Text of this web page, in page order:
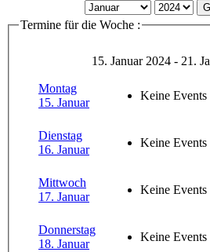
Termine für die Woche :
15. Januar 2024 - 21.
Montag
15. Januar
Keine Events
Dienstag
16. Januar
Keine Events
Mittwoch
17. Januar
Keine Events
Donnerstag
18. Januar
Keine Events